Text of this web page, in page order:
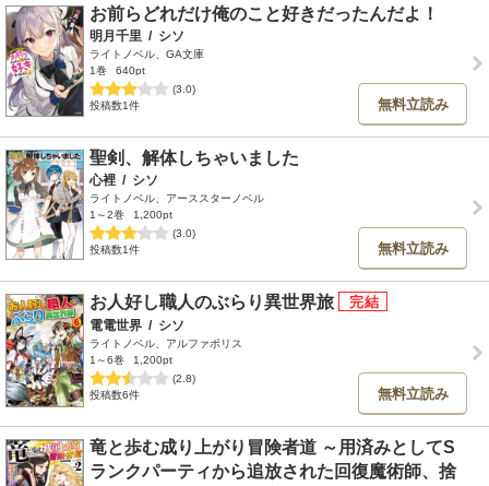
お前らどれだけ俺のこと好きだったんだよ！
明月千里 / シソ
ライトノベル、GA文庫
1巻
640pt
(3.0)
投稿数1件
無料立読み
聖剣、解体しちゃいました
心裡 / シソ
ライトノベル、アーススターノベル
1～2巻
1,200pt
(3.0)
投稿数1件
無料立読み
お人好し職人のぶらり異世界旅
電電世界 / シソ
ライトノベル、アルファポリス
1～6巻
1,200pt
(2.8)
投稿数6件
無料立読み
竜と歩む成り上がり冒険者道 ～用済みとしてS
ランクパーティから追放された回復魔術師、捨